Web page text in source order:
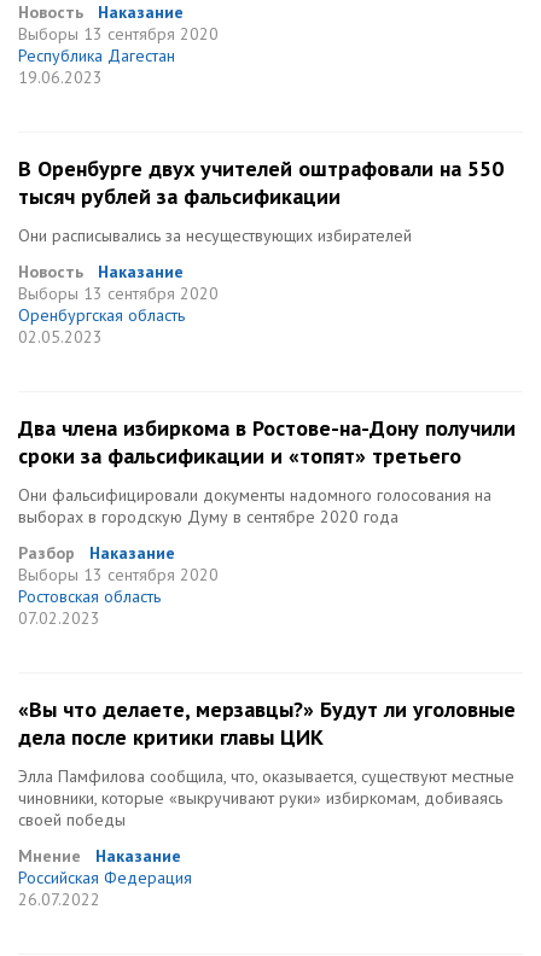
Новость
Наказание
Выборы 13 сентября 2020
Республика Дагестан
19.06.2023
В Оренбурге двух учителей оштрафовали на 550
тысяч рублей за фальсификации
Они расписывались за несуществующих избирателей
Новость
Наказание
Выборы 13 сентября 2020
Оренбургская область
02.05.2023
Два члена избиркома в Ростове-на-Дону получили
сроки за фальсификации и «топят» третьего
Они фальсифицировали документы надомного голосования на
выборах в городскую Думу в сентябре 2020 года
Разбор
Наказание
Выборы 13 сентября 2020
Ростовская область
07.02.2023
«Вы что делаете, мерзавцы?» Будут ли уголовные
дела после критики главы ЦИК
Элла Памфилова сообщила, что, оказывается, существуют местные
чиновники, которые «выкручивают руки» избиркомам, добиваясь
своей победы
Мнение
Наказание
Российская Федерация
26.07.2022